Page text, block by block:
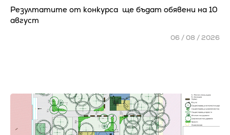
Резултатите от конкурса ще бъдат обявени на 10
август
06 / 08 / 2026